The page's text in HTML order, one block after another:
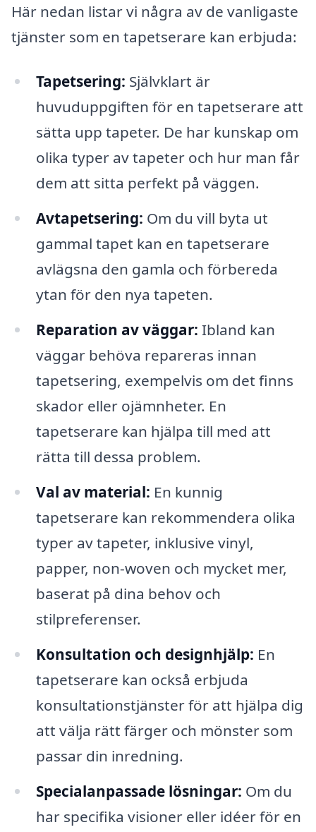
Här nedan listar vi några av de vanligaste
tjänster som en tapetserare kan erbjuda:
Tapetsering: Självklart är
huvuduppgiften för en tapetserare att
sätta upp tapeter. De har kunskap om
olika typer av tapeter och hur man får
dem att sitta perfekt på väggen.
Avtapetsering: Om du vill byta ut
gammal tapet kan en tapetserare
avlägsna den gamla och förbereda
ytan för den nya tapeten.
Reparation av väggar: Ibland kan
väggar behöva repareras innan
tapetsering, exempelvis om det finns
skador eller ojämnheter. En
tapetserare kan hjälpa till med att
rätta till dessa problem.
Val av material: En kunnig
tapetserare kan rekommendera olika
typer av tapeter, inklusive vinyl,
papper, non-woven och mycket mer,
baserat på dina behov och
stilpreferenser.
Konsultation och designhjälp: En
tapetserare kan också erbjuda
konsultationstjänster för att hjälpa dig
att välja rätt färger och mönster som
passar din inredning.
Specialanpassade lösningar: Om du
har specifika visioner eller idéer för en